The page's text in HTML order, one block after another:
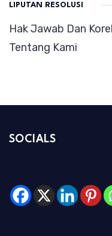
LIPUTAN RESOLUSI
Hak Jawab Dan
Tentang Kami
SOCIALS